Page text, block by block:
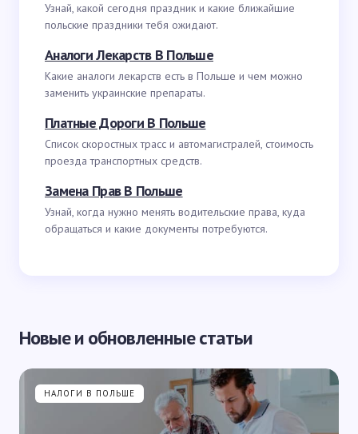
Узнай, какой сегодня праздник и какие ближайшие
польские праздники тебя ожидают.
Аналоги Лекарств В Польше
Какие аналоги лекарств есть в Польше и чем можно
заменить украинские препараты.
Платные Дороги В Польше
Список скоростных трасс и автомагистралей, стоимость
проезда транспортных средств.
Замена Прав В Польше
Узнай, когда нужно менять водительские права, куда
обращаться и какие документы потребуются.
Новые и обновленные статьи
НАЛОГИ В ПОЛЬШЕ